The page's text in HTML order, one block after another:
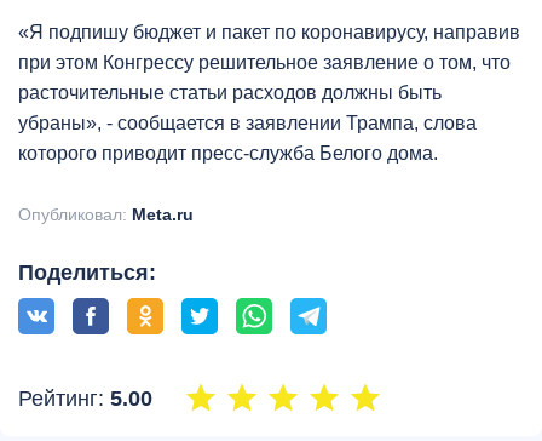
«Я подпишу бюджет и пакет по коронавирусу, направив
при этом Конгрессу решительное заявление о том, что
расточительные статьи расходов должны быть
убраны», - сообщается в заявлении Трампа, слова
которого приводит пресс-служба Белого дома.
Опубликовал: Meta.ru
Поделиться:
Рейтинг: 5.00